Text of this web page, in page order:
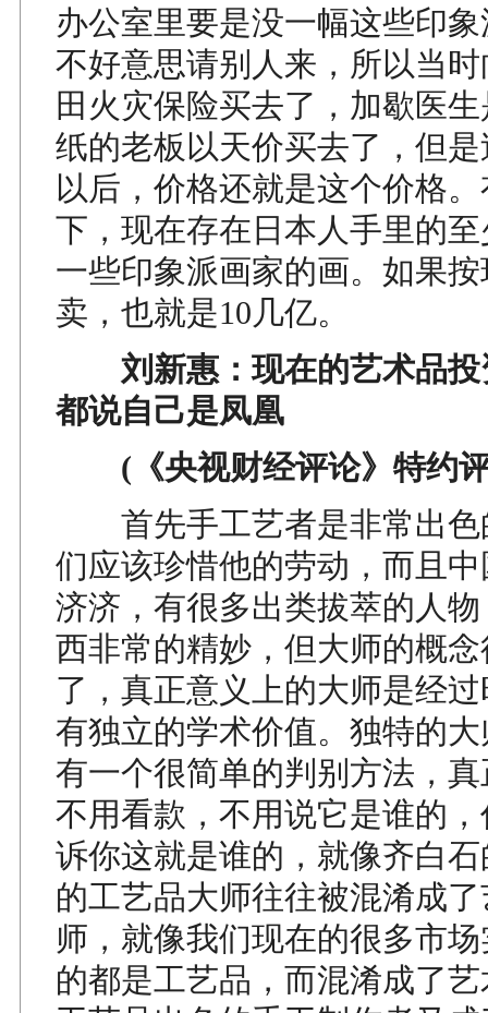
办公室里要是没一幅这些印
不好意思请别人来，所以当
田火灾保险买去了，加歇医
纸的老板以天价买去了，但
以后，价格还就是这个价格
下，现在存在日本人手里的
一些印象派画家的画。如果
卖，也就是10几亿。
刘新惠：现在的艺术品投
都说自己是凤凰
(《央视财经评论》特约
首先手工艺者是非常出色
们应该珍惜他的劳动，而且
济济，有很多出类拔萃的人
西非常的精妙，但大师的概
了，真正意义上的大师是经
有独立的学术价值。独特的
有一个很简单的判别方法，
不用看款，不用说它是谁的
诉你这就是谁的，就像齐白
的工艺品大师往往被混淆成
师，就像我们现在的很多市
的都是工艺品，而混淆成了